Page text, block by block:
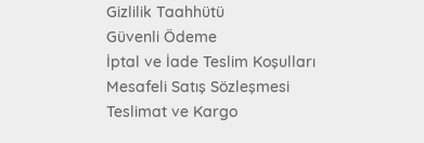
Gizlilik Taahhütü
Güvenli Ödeme
İptal ve İade Teslim Koşulları
Mesafeli Satış Sözleşmesi
Teslimat ve Kargo